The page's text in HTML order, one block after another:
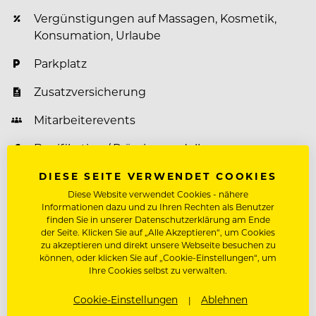
Vergünstigungen auf Massagen, Kosmetik,
Konsumation, Urlaube
Parkplatz
Zusatzversicherung
Mitarbeiterevents
Bonifikation / Prämienmodelle
Über Hotel Rigele Royal ****S
DAS HOTEL RIGELE ROYAL
ruhig gelegen, verbindet das Rigele Royal 4*-
DIESE SEITE VERWENDET COOKIES
Diese Website verwendet Cookies - nähere
Informationen dazu und zu Ihren Rechten als Benutzer
finden Sie in unserer Datenschutzerklärung am Ende
der Seite. Klicken Sie auf „Alle Akzeptieren“, um Cookies
zu akzeptieren und direkt unsere Webseite besuchen zu
können, oder klicken Sie auf „Cookie-Einstellungen“, um
Ihre Cookies selbst zu verwalten.
Cookie-Einstellungen Ablehnen